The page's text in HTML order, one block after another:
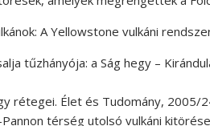
A Yellowstone vulkáni
tűzhányója: a Ság hegy –
rétegei. Élet és Tudomány, 2005/
térség utolsó vulkáni